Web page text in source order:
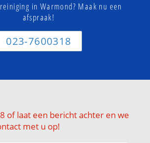
in Warmond? Maak nu een
afspraak!
023-7600318
of laat een bericht achter en we
met u op!